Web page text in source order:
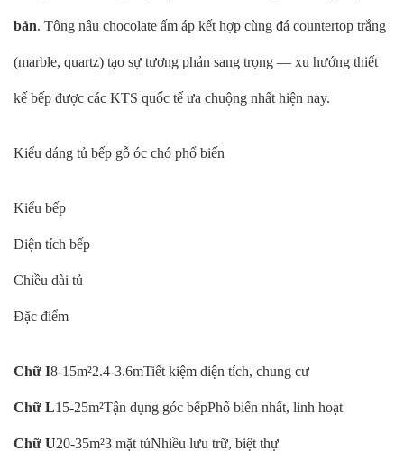
bản. Tông nâu chocolate ấm áp kết hợp cùng đá countertop trắng
(marble, quartz) tạo sự tương phản sang trọng — xu hướng thiết
kế bếp được các KTS quốc tế ưa chuộng nhất hiện nay.
Kiểu dáng tủ bếp gỗ óc chó phổ biến
Kiểu bếp
Diện tích bếp
Chiều dài tủ
Đặc điểm
Chữ I8-15m²2.4-3.6mTiết kiệm diện tích, chung cư
Chữ L15-25m²Tận dụng góc bếpPhổ biến nhất, linh hoạt
Chữ U20-35m²3 mặt tủNhiều lưu trữ, biệt thự